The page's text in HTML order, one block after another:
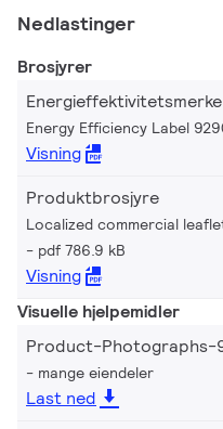
Nedlastinger
Brosjyrer
Energieffektivitetsmerke
Energy Efficiency Label
Visning
Produktbrosjyre
Localized commercial
pdf 786.9 kB
Visning
Visuelle hjelpemidler
Product-Photographs-
mange eiendeler
Last ned